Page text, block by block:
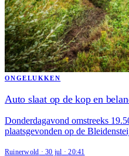
ONGELUKKEN
Auto slaat op de kop en
Donderdagavond omstreeks
plaatsgevonden op de
Ruinerwold ·30 jul · 20:41